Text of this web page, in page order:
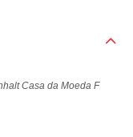
Casa da Moeda F